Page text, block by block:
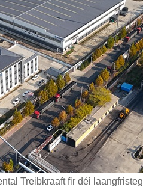
Treibkraaft fir déi